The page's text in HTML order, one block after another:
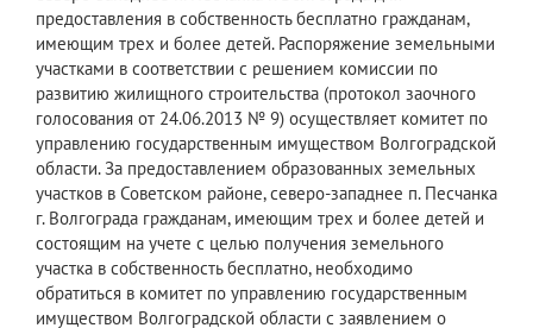
предоставления в собственность бесплатно гражданам,
имеющим трех и более детей. Распоряжение земельными
участками в соответствии с решением комиссии по
развитию жилищного строительства (протокол заочного
голосования от 24.06.2013 № 9) осуществляет комитет по
управлению государственным имуществом Волгоградской
области. За предоставлением образованных земельных
участков в Советском районе, северо-западнее п. Песчанка
г. Волгограда гражданам, имеющим трех и более детей и
состоящим на учете с целью получения земельного
участка в собственность бесплатно, необходимо
обратиться в комитет по управлению государственным
имуществом Волгоградской области с заявлением о